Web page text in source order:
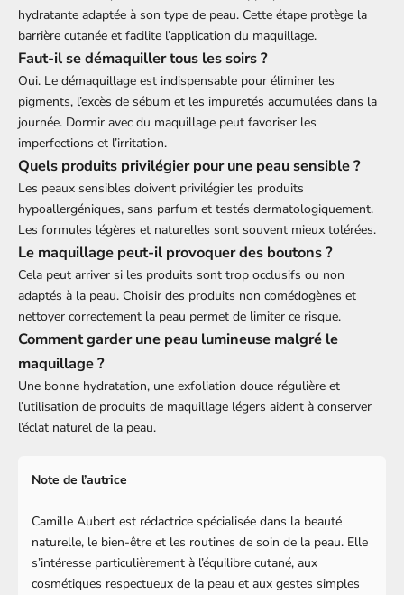
hydratante adaptée à son type de peau. Cette étape protège la
barrière cutanée et facilite l’application du maquillage.
Faut-il se démaquiller tous les soirs ?
Oui. Le démaquillage est indispensable pour éliminer les
pigments, l’excès de sébum et les impuretés accumulées dans la
journée. Dormir avec du maquillage peut favoriser les
imperfections et l’irritation.
Quels produits privilégier pour une peau sensible ?
Les peaux sensibles doivent privilégier les produits
hypoallergéniques, sans parfum et testés dermatologiquement.
Les formules légères et naturelles sont souvent mieux tolérées.
Le maquillage peut-il provoquer des boutons ?
Cela peut arriver si les produits sont trop occlusifs ou non
adaptés à la peau. Choisir des produits non comédogènes et
nettoyer correctement la peau permet de limiter ce risque.
Comment garder une peau lumineuse malgré le
maquillage ?
Une bonne hydratation, une exfoliation douce régulière et
l’utilisation de produits de maquillage légers aident à conserver
l’éclat naturel de la peau.
Note de l’autrice
Camille Aubert est rédactrice spécialisée dans la beauté
naturelle, le bien-être et les routines de soin de la peau. Elle
s’intéresse particulièrement à l’équilibre cutané, aux
cosmétiques respectueux de la peau et aux gestes simples